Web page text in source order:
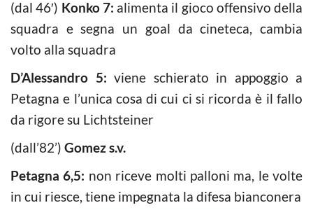
(dal 46′) Konko 7: alimenta il gioco offensivo della
squadra e segna un goal da cineteca, cambia
volto alla squadra
D’Alessandro 5: viene schierato in appoggio a
Petagna e l’unica cosa di cui ci si ricorda è il fallo
da rigore su Lichtsteiner
(dall’82’) Gomez s.v.
Petagna 6,5: non riceve molti palloni ma, le volte
in cui riesce, tiene impegnata la difesa bianconera